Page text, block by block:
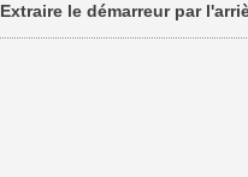
a
g
Extraire le démarreur par